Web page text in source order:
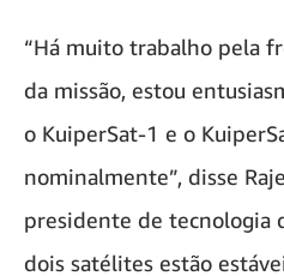
“Há muito trabalho pela
da missão, estou
o KuiperSat-1 e o
nominalmente”, disse
presidente de tecnologia
dois satélites estão